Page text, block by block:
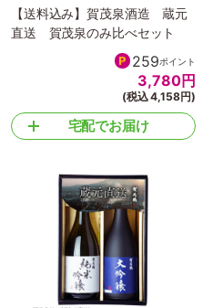
【送料込み】賀茂泉酒造 蔵元
直送 賀茂泉のみ比べセット
259ポイント
3,780円
(税込 4,158円)
宅配でお届け